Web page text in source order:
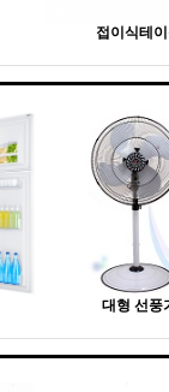
접이식테
대형 선풍